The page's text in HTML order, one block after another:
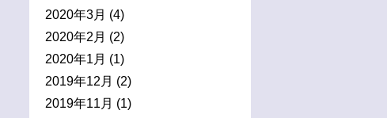
2020年3月 (4)
2020年2月 (2)
2020年1月 (1)
2019年12月 (2)
2019年11月 (1)